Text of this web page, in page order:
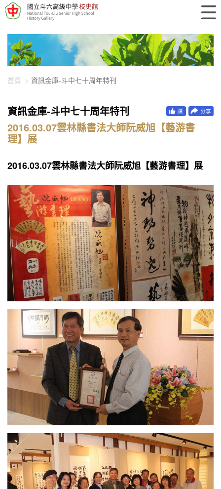
448-2807
首頁 資訊金庫-斗中七十周年特刊
資訊金庫-斗中七十周年特刊
2016.03.07雲林縣書法大師阮威旭【藝游書
理】展
2016.03.07雲林縣書法大師阮威旭【藝游書理】展